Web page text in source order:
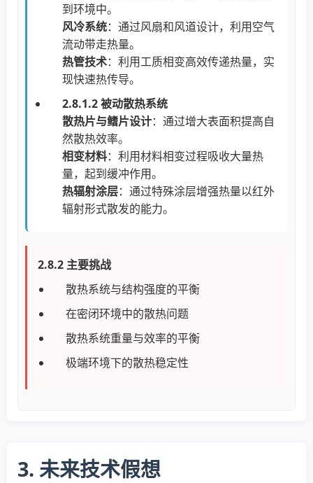
到环境中。
风冷系统：通过风扇和风道设计，利用空气
流动带走热量。
热管技术：利用工质相变高效传递热量，实
现快速热传导。
2.8.1.2 被动散热系统
散热片与鳍片设计：通过增大表面积提高自
然散热效率。
相变材料：利用材料相变过程吸收大量热
量，起到缓冲作用。
热辐射涂层：通过特殊涂层增强热量以红外
辐射形式散发的能力。
2.8.2 主要挑战
散热系统与结构强度的平衡
在密闭环境中的散热问题
散热系统重量与效率的平衡
极端环境下的散热稳定性
3. 未来技术假想